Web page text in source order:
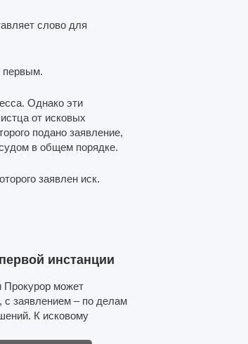
слово для
первым.
Однако эти
от исковых
подано заявление,
судом в общем порядке.
заявлен иск.
инстанции
Прокурор может
с заявлением – по делам
К исковому